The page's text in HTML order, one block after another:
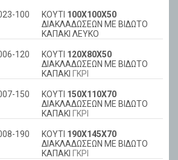
100 ΚΟΥΤΙ 100Χ100Χ50
ΔΙΑΚΛΑΔΩΣΕΩΝ ΜΕ ΒΙΔΩΤΟ
ΚΑΠΑΚΙ ΛΕΥΚΟ
120 ΚΟΥΤΙ 120Χ80Χ50
ΔΙΑΚΛΑΔΩΣΕΩΝ ΜΕ ΒΙΔΩΤΟ
ΚΑΠΑΚΙ ΓΚΡΙ
150 ΚΟΥΤΙ 150Χ110Χ70
ΔΙΑΚΛΑΔΩΣΕΩΝ ΜΕ ΒΙΔΩΤΟ
ΚΑΠΑΚΙ ΓΚΡΙ
190 ΚΟΥΤΙ 190Χ145Χ70
ΔΙΑΚΛΑΔΩΣΕΩΝ ΜΕ ΒΙΔΩΤΟ
ΚΑΠΑΚΙ ΓΚΡΙ